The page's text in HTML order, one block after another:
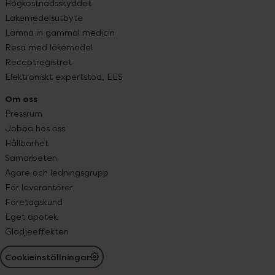
Högkostnadsskyddet
Läkemedelsutbyte
Lämna in gammal medicin
Resa med läkemedel
Receptregistret
Elektroniskt expertstöd, EES
Om oss
Pressrum
Jobba hos oss
Hållbarhet
Samarbeten
Ägare och ledningsgrupp
För leverantörer
Företagskund
Eget apotek
Glädjeeffekten
Cookieinställningar